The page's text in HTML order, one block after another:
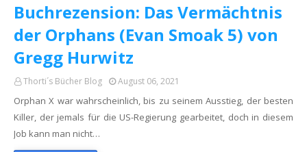
Buchrezension: Das Vermächtnis
der Orphans (Evan Smoak 5) von
Gregg Hurwitz
Thorti´s Bücher Blog August 06, 2021
Orphan X war wahrscheinlich, bis zu seinem Ausstieg, der besten
Killer, der jemals für die US-Regierung gearbeitet, doch in diesem
Job kann man nicht…